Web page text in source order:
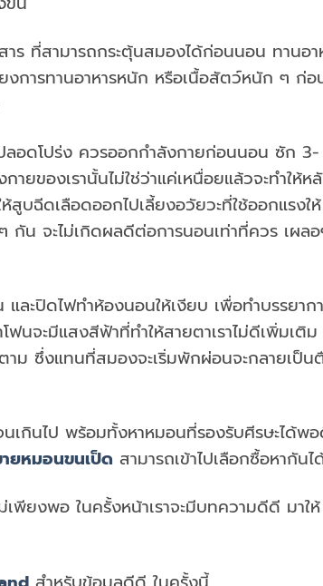
ที่สามารถกระตุ้นสมองได้ก่อนนอน ทานอา
งการทานอาหารหนัก หรือเนื้อสัตว์หนัก ๆ ก่อ
ลอดโปร่ง ควรออกกำลังกายก่อนนอน ซัก
ยของเรานั้นไม่ใช่ว่าแค่เหนื่อยแล้วจะทำให้ห
สูบฉีดเลือดออกไปเลี้ยงอวัยวะที่ใช้ออกแรงให้
น จะไม่เกิดผลดีต่อการนอนเท่าที่ควร เผล
ะปิดไฟทำห้องนอนให้เงียบ เพื่อทำบรรยาก
นจะมีแสงสีฟ้าที่ทำให้สายตาเราไม่ดีเพิ่มเติม
าม ซึ่งแทนที่สมองจะเริ่มพักผ่อนจะกลายเป็น
เกินไป พร้อมทั้งหาหมอนที่รองรับศีรษะได้พ
ยหมอนขนเป็ด สามารถเข้าไปเลือกซื้อหากันไ
พียงพอ ในครั้งหน้าเราจะมีบทความดีดี มาให้